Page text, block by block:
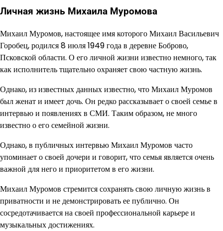
Личная жизнь Михаила Муромова
Михаил Муромов, настоящее имя которого Михаил Васильевич
Горобец, родился 8 июля 1949 года в деревне Боброво,
Псковской области. О его личной жизни известно немного, так
как исполнитель тщательно охраняет свою частную жизнь.
Однако, из известных данных известно, что Михаил Муромов
был женат и имеет дочь. Он редко рассказывает о своей семье в
интервью и появлениях в СМИ. Таким образом, не много
известно о его семейной жизни.
Однако, в публичных интервью Михаил Муромов часто
упоминает о своей дочери и говорит, что семья является очень
важной для него и приоритетом в его жизни.
Михаил Муромов стремится сохранять свою личную жизнь в
приватности и не демонстрировать ее публично. Он
сосредотачивается на своей профессиональной карьере и
музыкальных достижениях.